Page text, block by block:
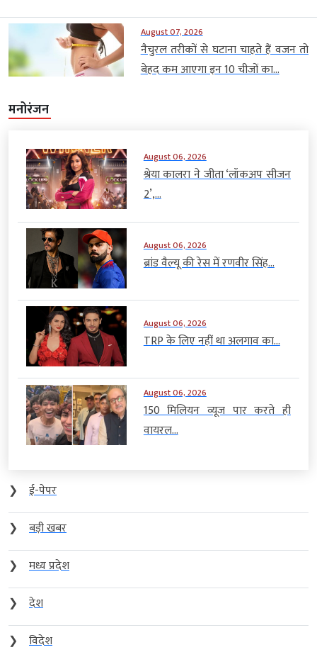
August 07, 2026
नैचुरल तरीकों से घटाना चाहते हैं वजन तो
बेहद कम आएगा इन 10 चीजों का...
मनोरंजन
August 06, 2026
श्रेया कालरा ने जीता ‘लॉकअप सीजन
2’,...
August 06, 2026
ब्रांड वैल्यू की रेस में रणवीर सिंह...
August 06, 2026
TRP के लिए नहीं था अलगाव का...
August 06, 2026
150 मिलियन व्यूज पार करते ही
वायरल...
❯
ई-पेपर
❯
बड़ी खबर
❯
मध्य प्रदेश
❯
देश
❯
विदेश